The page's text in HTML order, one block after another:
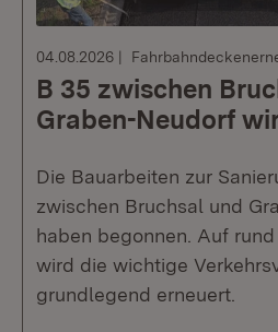
04.08.2026
B 35 zwischen
Graben-Neudorf
Die Bauarbeiten zur
zwischen Bruchsal und
haben begonnen. Auf
wird die wichtige
grundlegend erneuert.